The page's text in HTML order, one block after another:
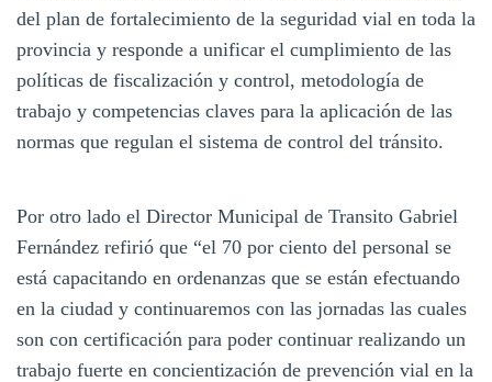
del plan de fortalecimiento de la seguridad vial en toda la
provincia y responde a unificar el cumplimiento de las
políticas de fiscalización y control, metodología de
trabajo y competencias claves para la aplicación de las
normas que regulan el sistema de control del tránsito.
Por otro lado el Director Municipal de Transito Gabriel
Fernández refirió que “el 70 por ciento del personal se
está capacitando en ordenanzas que se están efectuando
en la ciudad y continuaremos con las jornadas las cuales
son con certificación para poder continuar realizando un
trabajo fuerte en concientización de prevención vial en la